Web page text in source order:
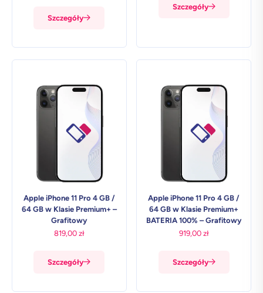
Szczegóły
Szczegóły
Apple iPhone 11 Pro 4 GB /
64 GB w Klasie Premium+ –
Grafitowy
Szczegóły
819,00 zł
Apple iPhone 11 Pro 4 GB /
64 GB w Klasie Premium+
BATERIA 100% – Grafitowy
Szczegóły
919,00 zł